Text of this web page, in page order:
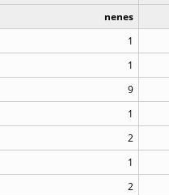
nenes
1
1
9
1
2
1
2